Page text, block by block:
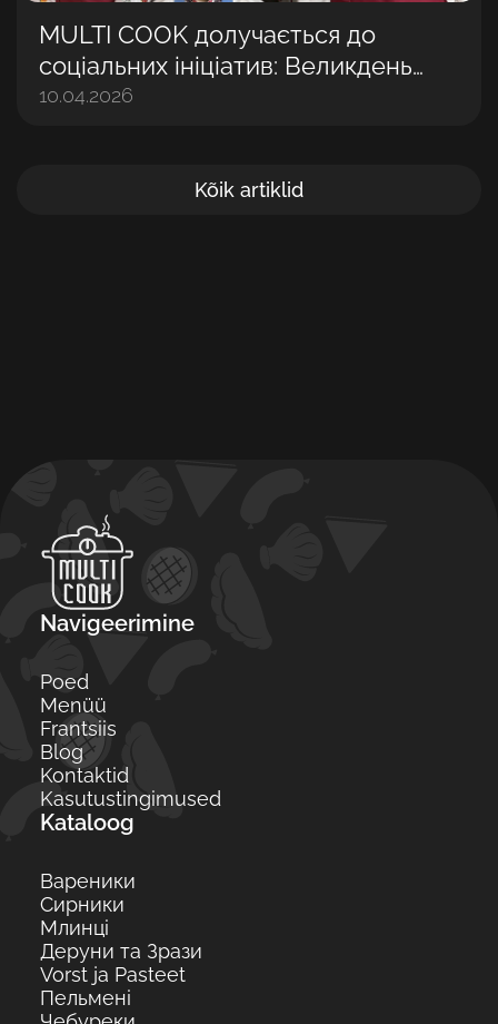
MULTI COOK долучається до
соціальних ініціатив: Великдень
разом із дітьми
10.04.2026
Kõik artiklid
Navigeerimine
Poed
Menüü
Frantsiis
Blog
Kontaktid
Kasutustingimused
Kataloog
Вареники
Сирники
Млинці
Деруни та Зрази
Vorst ja Pasteet
Пельмені